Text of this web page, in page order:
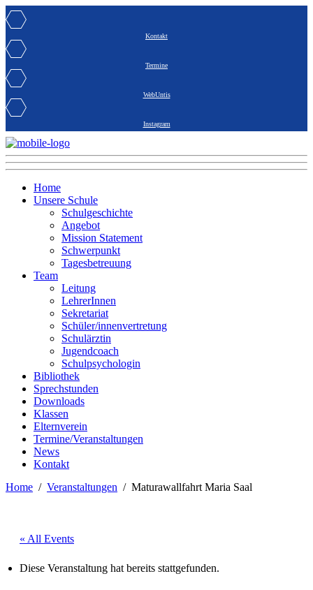
Kontakt
Termine
WebUntis
Instagram
Home
Unsere Schule
Schulgeschichte
Angebot
Mission Statement
Schwerpunkt
Tagesbetreuung
Team
Leitung
LehrerInnen
Sekretariat
Schüler/innenvertretung
Schulärztin
Jugendcoach
Schulpsychologin
Bibliothek
Sprechstunden
Downloads
Klassen
Elternverein
Termine/Veranstaltungen
News
Kontakt
Home
Veranstaltungen Maturawallfahrt Maria Saal
« All Events
Diese Veranstaltung hat bereits stattgefunden.